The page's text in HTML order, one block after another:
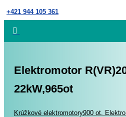
Skip
to
+421 944 105 361
Elektromotor
22kW,965ot
Home
Krúžkové elektromotory900 ot.